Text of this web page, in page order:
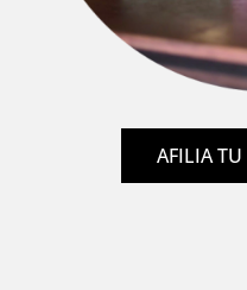
AFILIA TU